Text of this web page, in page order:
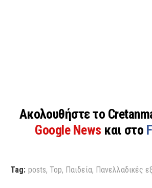
Ακολουθήστε το
Google News και στο
Tag: posts, Top, Παιδεία, Πανελλαδικές